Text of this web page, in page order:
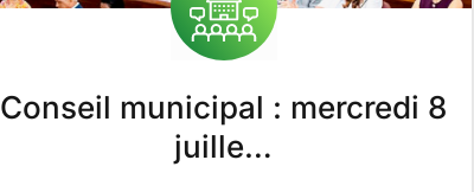
Conseil municipal : mercredi 8
juille…